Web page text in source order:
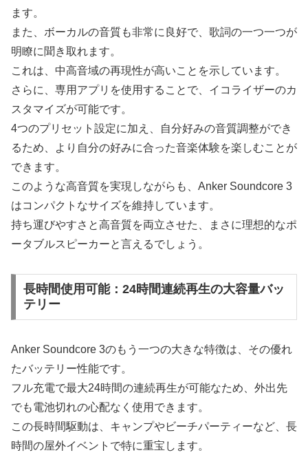
ます。
また、ボーカルの音質も非常に良好で、歌詞の一つ一つが
明瞭に聞き取れます。
これは、中高音域の再現性が高いことを示しています。
さらに、専用アプリを使用することで、イコライザーのカ
スタマイズが可能です。
4つのプリセット設定に加え、自分好みの音質調整ができ
るため、より自分の好みに合った音楽体験を楽しむことが
できます。
このような高音質を実現しながらも、Anker Soundcore 3
はコンパクトなサイズを維持しています。
持ち運びやすさと高音質を両立させた、まさに理想的なポ
ータブルスピーカーと言えるでしょう。
長時間使用可能：24時間連続再生の大容量バッ
テリー
Anker Soundcore 3のもう一つの大きな特徴は、その優れ
たバッテリー性能です。
フル充電で最大24時間の連続再生が可能なため、外出先
でも電池切れの心配なく使用できます。
この長時間駆動は、キャンプやビーチパーティーなど、長
時間の屋外イベントで特に重宝します。